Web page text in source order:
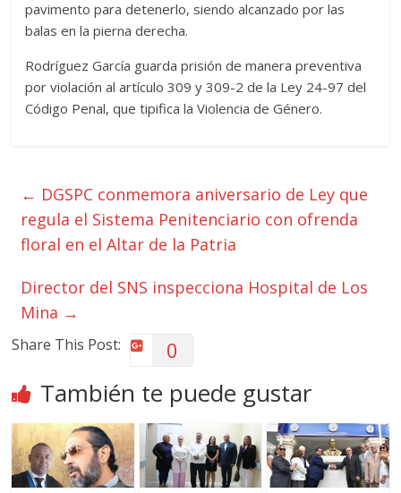
pavimento para detenerlo, siendo alcanzado por las
balas en la pierna derecha.
Rodríguez García guarda prisión de manera preventiva
por violación al artículo 309 y 309-2 de la Ley 24-97 del
Código Penal, que tipifica la Violencia de Género.
← DGSPC conmemora aniversario de Ley que
regula el Sistema Penitenciario con ofrenda
floral en el Altar de la Patria
Director del SNS inspecciona Hospital de Los
Mina →
Share This Post: 0
También te puede gustar